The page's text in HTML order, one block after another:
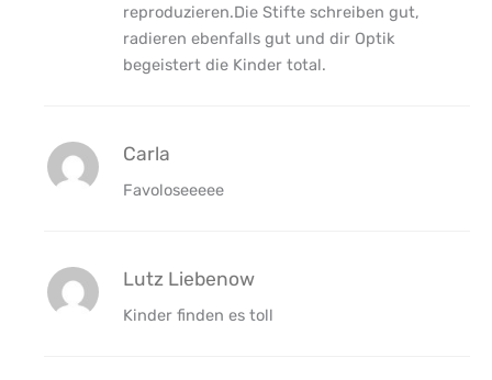
reproduzieren.Die Stifte schreiben gut,
radieren ebenfalls gut und dir Optik
begeistert die Kinder total.
Carla
Favoloseeeee
Lutz Liebenow
Kinder finden es toll